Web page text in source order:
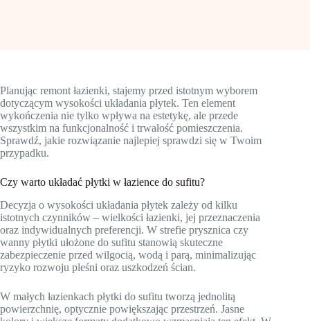
Planując remont łazienki, stajemy przed istotnym wyborem
dotyczącym wysokości układania płytek. Ten element
wykończenia nie tylko wpływa na estetykę, ale przede
wszystkim na funkcjonalność i trwałość pomieszczenia.
Sprawdź, jakie rozwiązanie najlepiej sprawdzi się w Twoim
przypadku.
Czy warto układać płytki w łazience do sufitu?
Decyzja o wysokości układania płytek zależy od kilku
istotnych czynników – wielkości łazienki, jej przeznaczenia
oraz indywidualnych preferencji. W strefie prysznica czy
wanny płytki ułożone do sufitu stanowią skuteczne
zabezpieczenie przed wilgocią, wodą i parą, minimalizując
ryzyko rozwoju pleśni oraz uszkodzeń ścian.
W małych łazienkach płytki do sufitu tworzą jednolitą
powierzchnię, optycznie powiększając przestrzeń. Jasne